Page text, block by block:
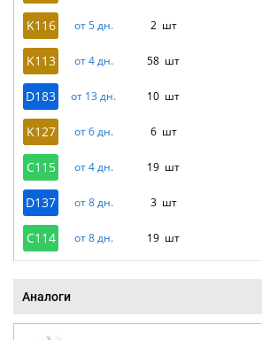
K116 от 5 дн. 2 шт
K113 от 4 дн. 58 шт
D183 от 13 дн. 10 шт
K127 от 6 дн. 6 шт
C115 от 4 дн. 19 шт
D137 от 8 дн. 3 шт
C114 от 8 дн. 19 шт
Аналоги